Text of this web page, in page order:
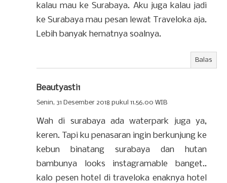
kalau mau ke Surabaya. Aku juga kalau jadi
ke Surabaya mau pesan lewat Traveloka aja.
Lebih banyak hematnya soalnya.
Balas
Beautyasti1
Senin, 31 Desember 2018 pukul 11.56.00 WIB
Wah di surabaya ada waterpark juga ya,
keren. Tapi ku penasaran ingin berkunjung ke
kebun binatang surabaya dan hutan
bambunya looks instagramable banget..
kalo pesen hotel di traveloka enaknya hotel